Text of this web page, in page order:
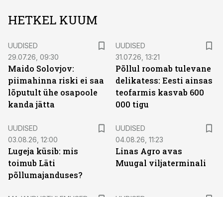
HETKEL KUUM
UUDISED
29.07.26, 09:30
Maido Solovjov:
piimahinna riski ei saa
lõputult ühe osapoole
kanda jätta
UUDISED
31.07.26, 13:21
Põllul roomab tulevane
delikatess: Eesti ainsas
teofarmis kasvab 600
000 tigu
UUDISED
03.08.26, 12:00
Lugeja küsib: mis
toimub Läti
põllumajanduses?
UUDISED
04.08.26, 11:23
Linas Agro avas
Muugal viljaterminali